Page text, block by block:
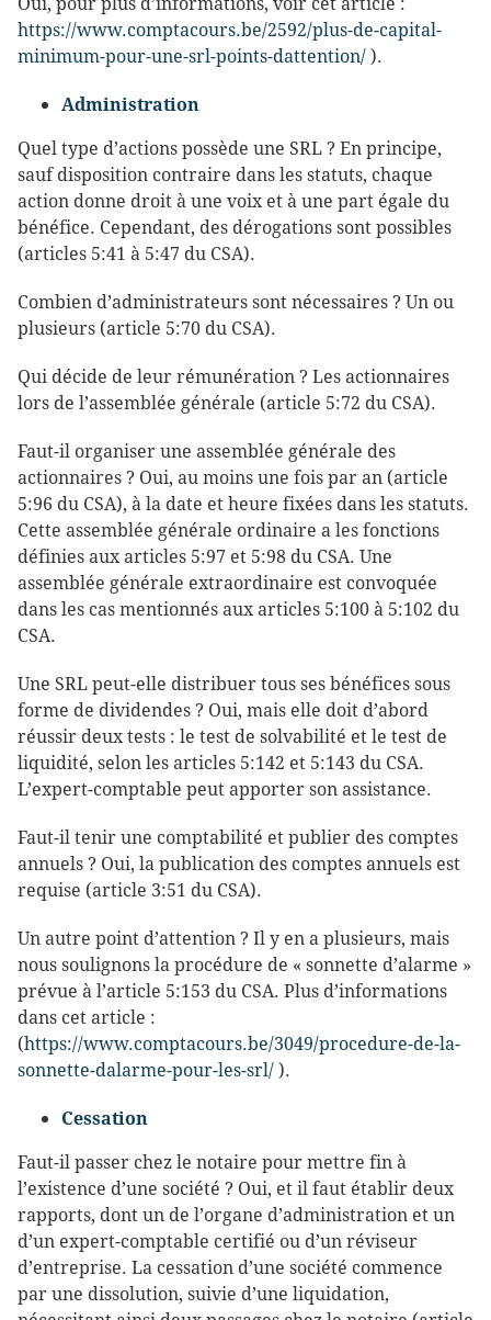
https://www.comptacours.be/2592/plus-de-capital-
minimum-pour-une-srl-points-dattention/).
Administration
Quel type d’actions possède une SRL ? En principe,
sauf disposition contraire dans les statuts, chaque
action donne droit à une voix et à une part égale du
bénéfice. Cependant, des dérogations sont possibles
(articles 5:41 à 5:47 du CSA).
Combien d’administrateurs sont nécessaires ? Un ou
plusieurs (article 5:70 du CSA).
Qui décide de leur rémunération ? Les actionnaires
lors de l’assemblée générale (article 5:72 du CSA).
Faut-il organiser une assemblée générale des
actionnaires ? Oui, au moins une fois par an (article
5:96 du CSA), à la date et heure fixées dans les statuts.
Cette assemblée générale ordinaire a les fonctions
définies aux articles 5:97 et 5:98 du CSA. Une
assemblée générale extraordinaire est convoquée
dans les cas mentionnés aux articles 5:100 à 5:102 du
CSA.
Une SRL peut-elle distribuer tous ses bénéfices sous
forme de dividendes ? Oui, mais elle doit d’abord
réussir deux tests : le test de solvabilité et le test de
liquidité, selon les articles 5:142 et 5:143 du CSA.
L’expert-comptable peut apporter son assistance.
Faut-il tenir une comptabilité et publier des comptes
annuels ? Oui, la publication des comptes annuels est
requise (article 3:51 du CSA).
Un autre point d’attention ? Il y en a plusieurs, mais
nous soulignons la procédure de « sonnette d’alarme »
prévue à l’article 5:153 du CSA. Plus d’informations
dans cet article :
(https://www.comptacours.be/3049/procedure-de-la-
sonnette-dalarme-pour-les-srl/).
Cessation
Faut-il passer chez le notaire pour mettre fin à
l’existence d’une société ? Oui, et il faut établir deux
rapports, dont un de l’organe d’administration et un
d’un expert-comptable certifié ou d’un réviseur
d’entreprise. La cessation d’une société commence
par une dissolution, suivie d’une liquidation,